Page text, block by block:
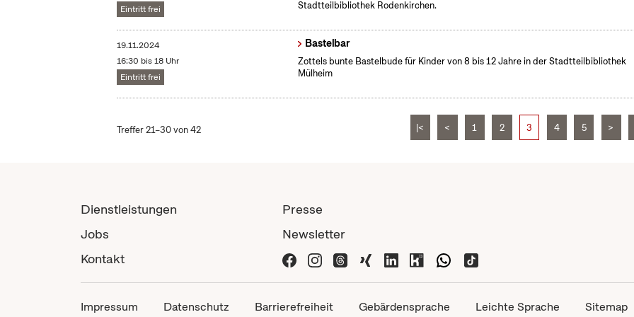
Eintritt frei Stadtteilbibliothek Rodenkirchen.
19.11.2024
16:30 bis 18 Uhr
Eintritt frei
Bastelbar
Zottels bunte Bastelbude für Kinder von 8 bis 12 Jahre in der Stadtteilbibliothek
Mülheim
Treffer 21–30 von 42 |< < 1 2 3 4 5 >
Dienstleistungen
Jobs
Kontakt
Presse
Newsletter
Impressum Datenschutz Barrierefreiheit Gebärdensprache Leichte Sprache Sitemap